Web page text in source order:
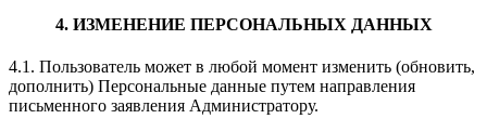
4. ИЗМЕНЕНИЕ ПЕРСОНАЛЬНЫХ ДАННЫХ
4.1. Пользователь может в любой момент изменить (обновить,
дополнить) Персональные данные путем направления
письменного заявления Администратору.